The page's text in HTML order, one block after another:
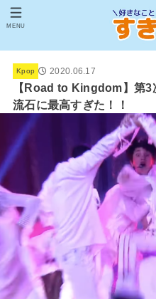
MENU
Kpop 2020.06.17
【Road to Kingdom】第3
流石に最高すぎた！！